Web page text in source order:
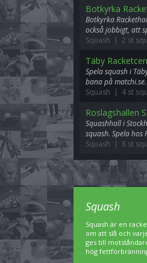
Botkyrka
Botkyrka
också jobbigt, att
Squash | 2 st
Täby
Spela squash i
bana på matchi.se.
Squash | 4 st
Roslagshallen
Squashhall i
squash. Spela hos
Squash | 8 st
Squash
Squash är en
om att slå och
ges till
hög